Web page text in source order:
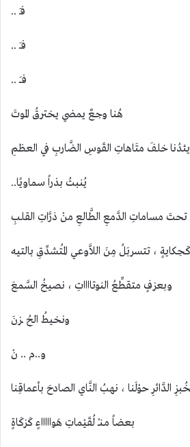
فـَ ..
فــَ ..
فـــَ ..
هُنا وجعٌ يمضي يخترقُ الموتَ
يئدُنا خلفَ متَاهاتِ القَوسِ الضَّاربِ في العظمِ
يُنبتُ بذراً سماويًا..
مساماتِ الدَّمعِ الطَّالعِ منْ ذرَّاتِ القلبِ
كَحِكايةٍ ، تتسربَلُ مِنَ اللاَّوعي المُتشدِّقِ بالتيه
وبعزفٍ متقطِّعُ النوتااااتِ ، نصيخُ السَّمعَ
ونخيطُ الحُ ــزنَ
و..م .. نْ
الدَّائرِ حوْلَنا ، نهبُ النَّاي الصادحَ بأعماقِنا
بعضاً مـنــْ لُقَيْماتِ هَواااااءٍ كَزكَاةٍ